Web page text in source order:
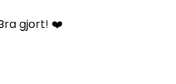
gjort! ❤️